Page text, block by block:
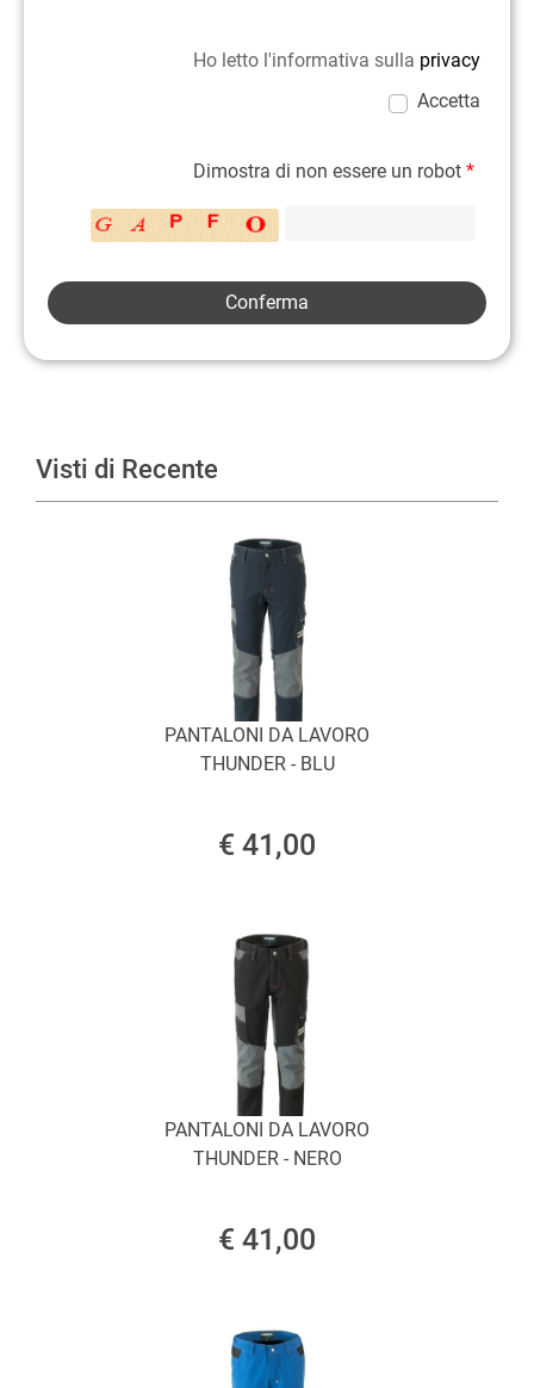
Ho letto l'informativa sulla privacy
Accetta
Dimostra di non essere un robot *
Visti di Recente
PANTALONI DA LAVORO
THUNDER - BLU
€ 41,00
PANTALONI DA LAVORO
THUNDER - NERO
€ 41,00